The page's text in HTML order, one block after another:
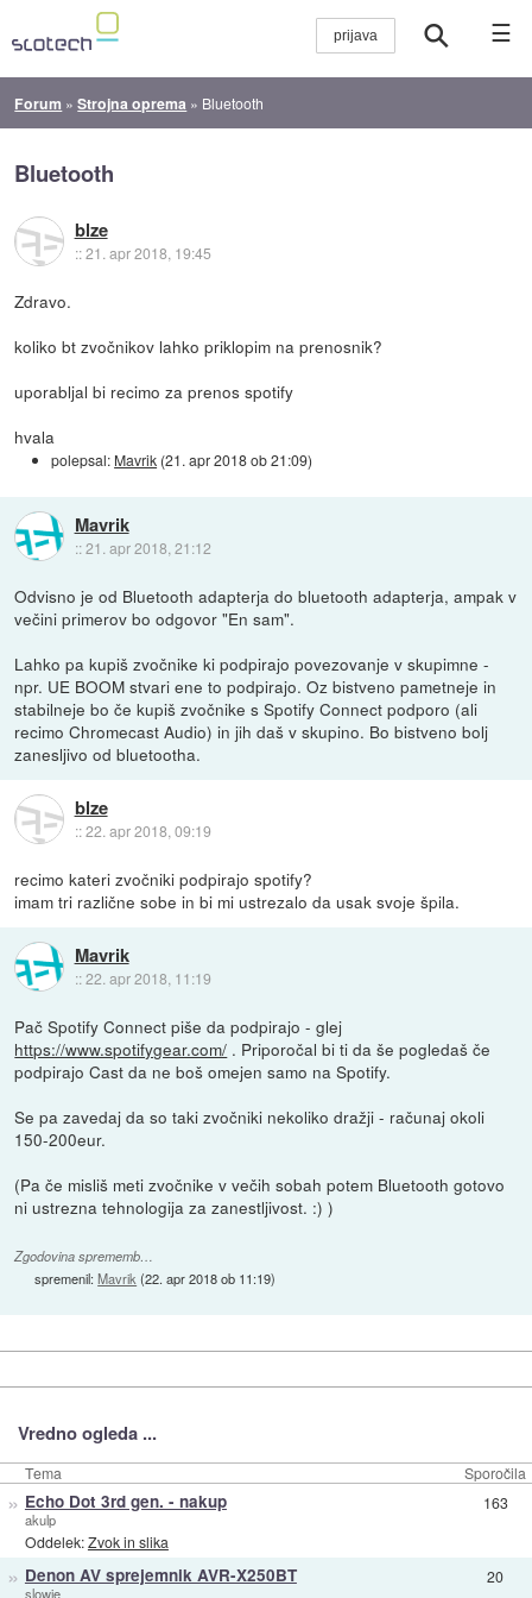
☰
Forum »Strojna oprema » Bluetooth
Bluetooth
blze
::21. apr 2018, 19:45
Zdravo.
koliko bt zvočnikov lahko priklopim na prenosnik?
uporabljal bi recimo za prenos spotify
hvala
polepsal: Mavrik (21. apr 2018 ob 21:09)
Mavrik
::21. apr 2018, 21:12
Odvisno je od Bluetooth adapterja do bluetooth adapterja, ampak v
večini primerov bo odgovor "En sam".
Lahko pa kupiš zvočnike ki podpirajo povezovanje v skupimne -
npr. UE BOOM stvari ene to podpirajo. Oz bistveno pametneje in
stabilneje bo če kupiš zvočnike s Spotify Connect podporo (ali
recimo Chromecast Audio) in jih daš v skupino. Bo bistveno bolj
zanesljivo od bluetootha.
blze
::22. apr 2018, 09:19
recimo kateri zvočniki podpirajo spotify?
imam tri različne sobe in bi mi ustrezalo da usak svoje špila.
Mavrik
::22. apr 2018, 11:19
Pač Spotify Connect piše da podpirajo - glej
https://www.spotifygear.com/ . Priporočal bi ti da še pogledaš če
podpirajo Cast da ne boš omejen samo na Spotify.
Se pa zavedaj da so taki zvočniki nekoliko dražji - računaj okoli
150-200eur.
(Pa če misliš meti zvočnike v večih sobah potem Bluetooth gotovo
ni ustrezna tehnologija za zanestljivost. :) )
Zgodovina sprememb…
spremenil:Mavrik (22. apr 2018 ob 11:19)
Vredno ogleda ...
Tema Sporočila
» Echo Dot 3rd gen. - nakup
akulp
Oddelek:Zvok in slika
163
» Denon AV sprejemnik AVR-X250BT
slowie
20